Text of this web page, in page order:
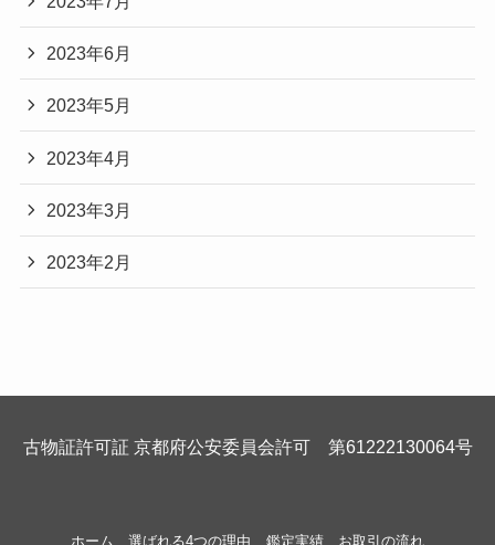
2023年6月
2023年5月
2023年4月
2023年3月
2023年2月
古物証許可証 京都府公安委員会許可 第61222130064号
ホーム 選ばれる4つの理由 鑑定実績 お取引の流れ